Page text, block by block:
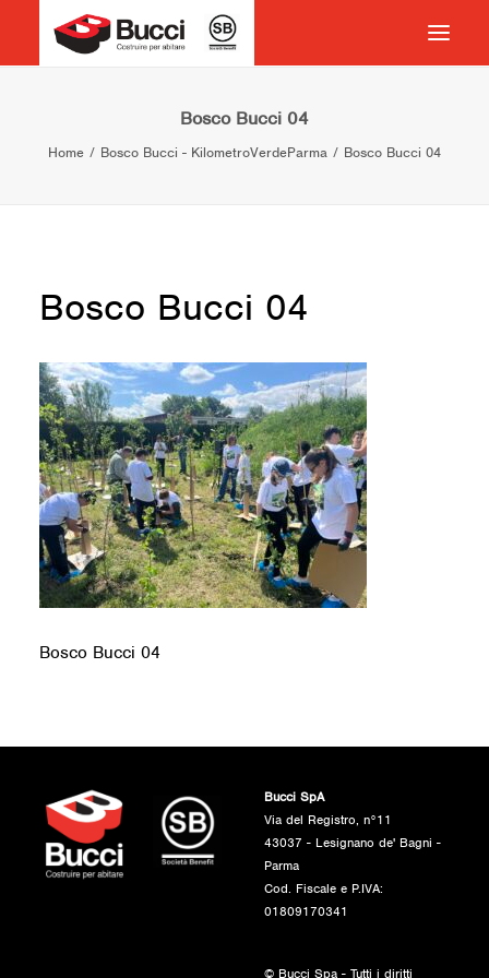
COSTRUIRE PER ABITARE
CASE HISTORY
CONTATTI
VOCABOLARIO
RICERCA
Bosco Bucci 04
Home Bosco Bucci - KilometroVerdeParma Bosco Bucci 04
Bosco Bucci 04
Bosco Bucci 04
Bucci SpA
Via del Registro, n°11
43037 - Lesignano de' Bagni -
Parma
Cod. Fiscale e P.IVA:
01809170341
© Bucci Spa - Tutti i diritti